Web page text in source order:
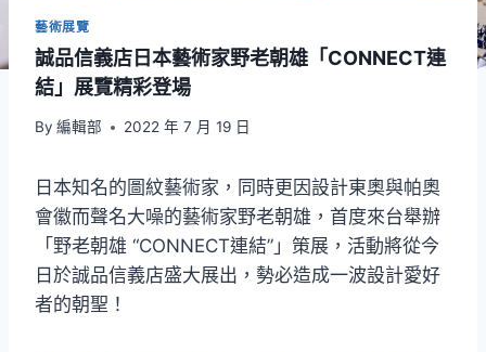
藝術展覽
誠品信義店日本藝術家野老朝雄「CONNECT連
結」展覽精彩登場
By 編輯部 2022 年 7 月 19 日
日本知名的圖紋藝術家，同時更因設計東奧與帕奧
會徽而聲名大噪的藝術家野老朝雄，首度來台舉辦
「野老朝雄 “CONNECT連結”」策展，活動將從今
日於誠品信義店盛大展出，勢必造成一波設計愛好
者的朝聖！